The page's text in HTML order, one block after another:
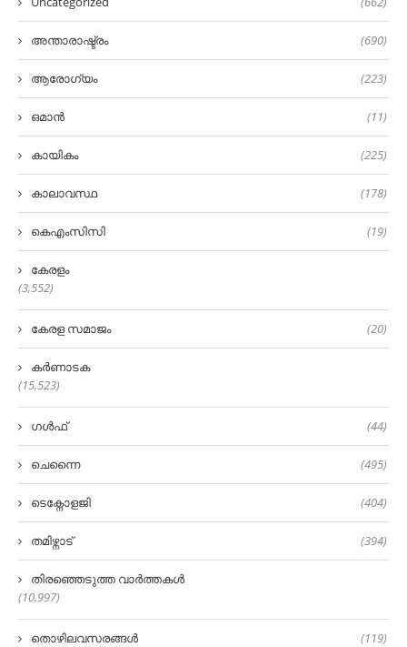
അന്താരാഷ്ട്രം (690)
ആരോഗ്യം (223)
ഒമാൻ (11)
കായികം (225)
കാലാവസ്ഥ (178)
കെഎംസിസി (19)
കേരളം
(3,552)
കേരള സമാജം (20)
കർണാടക
(15,523)
ഗൾഫ് (44)
ചെന്നൈ (495)
ടെക്നോളജി (404)
തമിഴ്നാട് (394)
തിരഞ്ഞെടുത്ത വാർത്തകൾ
(10,997)
തൊഴിലവസരങ്ങൾ (119)